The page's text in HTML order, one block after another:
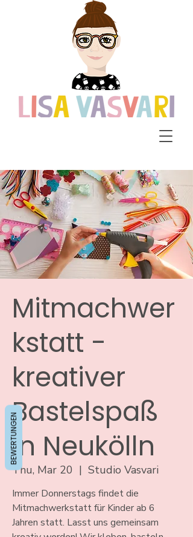
Mitmachwer
kstatt -
kreativer
Bastelspaß
in Neukölln
Thu, Mar 20
  |
Studio Vasvari
Immer Donnerstags findet die
Mitmachwerkstatt für Kinder ab 6
Jahren statt. Lasst uns gemeinsam
BEWERTUNGEN